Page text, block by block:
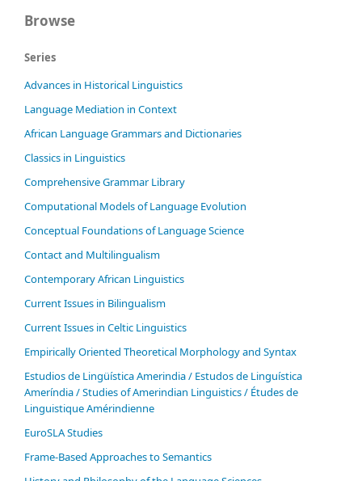
Browse
Series
Advances in Historical Linguistics
Language Mediation in Context
African Language Grammars and Dictionaries
Classics in Linguistics
Comprehensive Grammar Library
Computational Models of Language Evolution
Conceptual Foundations of Language Science
Contact and Multilingualism
Contemporary African Linguistics
Current Issues in Bilingualism
Current Issues in Celtic Linguistics
Empirically Oriented Theoretical Morphology and Syntax
Estudios de Lingüística Amerindia / Estudos de Linguística
Ameríndia / Studies of Amerindian Linguistics / Études de
Linguistique Amérindienne
EuroSLA Studies
Frame-Based Approaches to Semantics